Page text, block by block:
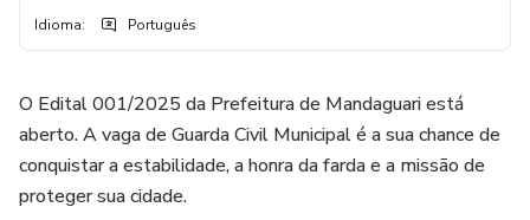
Idioma: Português
O Edital 001/2025 da Prefeitura de Mandaguari está
aberto. A vaga de Guarda Civil Municipal é a sua chance de
conquistar a estabilidade, a honra da farda e a missão de
proteger sua cidade.